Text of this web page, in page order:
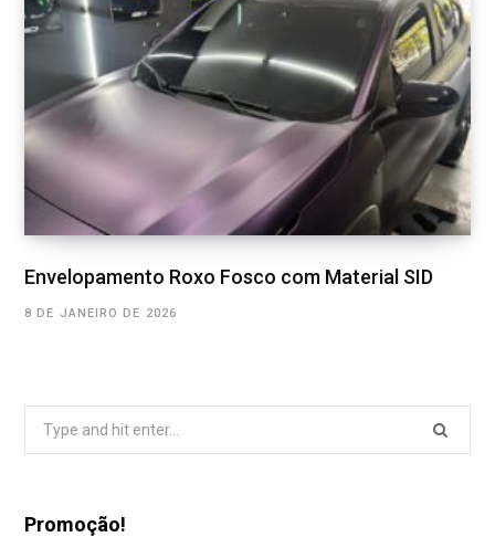
Envelopamento Roxo Fosco com Material SID
8 DE JANEIRO DE 2026
Promoção!